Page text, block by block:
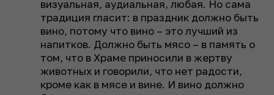
визуальная, аудиальная, любая. Но сама
традиция гласит: в праздник должно быть
вино, потому что вино – это лучший из
напитков. Должно быть мясо – в память о
том, что в Храме приносили в жертву
животных и говорили, что нет радости,
кроме как в мясе и вине. И вино должно